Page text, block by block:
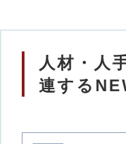
人材・人
連する